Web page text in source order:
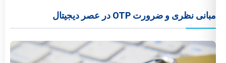
مبانی نظری و ضرورت OTP در عصر دیجیتال